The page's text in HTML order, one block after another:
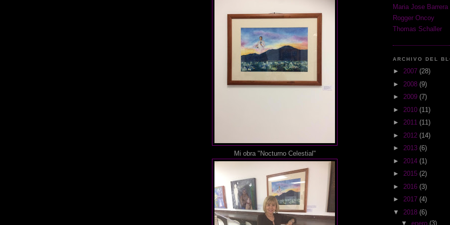
Mi obra "Nocturno Celestial"
Maria Jose Barrera
Rogger Oncoy
Thomas Schaller
ARCHIVO DEL
► 2007 (28)
► 2008 (9)
► 2009 (7)
► 2010 (11)
► 2011 (11)
► 2012 (14)
► 2013 (6)
► 2014 (1)
► 2015 (2)
► 2016 (3)
► 2017 (4)
▼ 2018 (6)
▼ enero (3)